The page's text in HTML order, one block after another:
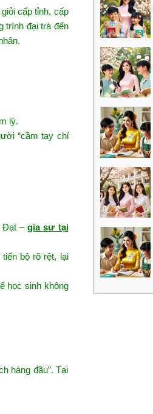
cấp tỉnh, cấp
trình đại trà đến
lý.
“cầm tay chỉ
Đạt –gia sư tại
bộ rõ rệt, lại
học sinh không
hàng đầu”. Tại